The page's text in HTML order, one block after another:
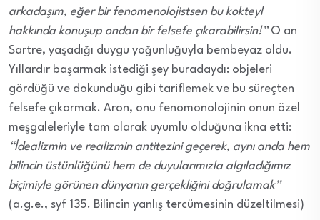
arkadaşım, eğer bir fenomenolojistsen bu kokteyl
hakkında konuşup ondan bir felsefe çıkarabilirsin!”O an
Sartre, yaşadığı duygu yoğunluğuyla bembeyaz oldu.
Yıllardır başarmak istediği şey buradaydı: objeleri
gördüğü ve dokunduğu gibi tariflemek ve bu süreçten
felsefe çıkarmak. Aron, onu fenomonolojinin onun özel
meşgaleleriyle tam olarak uyumlu olduğuna ikna etti:
“İdealizmin ve realizmin antitezini geçerek, aynı anda hem
bilincin üstünlüğünü hem de duyularımızla algıladığımız
biçimiyle görünen dünyanın gerçekliğini doğrulamak”
(a.g.e., syf 135. Bilincin yanlış tercümesinin düzeltilmesi)